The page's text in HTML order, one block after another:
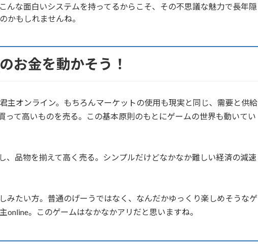
んな面白いシステムを持ってるからこそ、その不思議な魅力で長年隠
かもしれませんね。
お金を動かそう！
主オンライン。もちろんマーケットの使用も現実と同じ、需要と供給
って高いものを売る。この基本原則のもとにゲームの世界も動いてい
、品物を揃えて高く売る。シンプルだけどなかなか難しい経済の減速
みたい方。普通のげーうではなく、なんだかゆっくり楽しめそうなゲ
online。このゲームはなかなかアリだと思いますね。